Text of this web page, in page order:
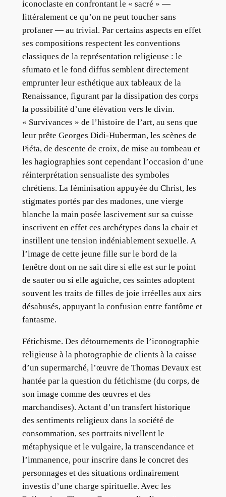
iconoclaste en confrontant le « sacré » —
littéralement ce qu’on ne peut toucher sans
profaner — au trivial. Par certains aspects en effet
ses compositions respectent les conventions
classiques de la représentation religieuse : le
sfumato et le fond diffus semblent directement
emprunter leur esthétique aux tableaux de la
Renaissance, figurant par la dissipation des corps
la possibilité d’une élévation vers le divin.
« Survivances » de l’histoire de l’art, au sens que
leur prête Georges Didi-Huberman, les scènes de
Piéta, de descente de croix, de mise au tombeau et
les hagiographies sont cependant l’occasion d’une
réinterprétation sensualiste des symboles
chrétiens. La féminisation appuyée du Christ, les
stigmates portés par des madones, une vierge
blanche la main posée lascivement sur sa cuisse
inscrivent en effet ces archétypes dans la chair et
instillent une tension indéniablement sexuelle. A
l’image de cette jeune fille sur le bord de la
fenêtre dont on ne sait dire si elle est sur le point
de sauter ou si elle aguiche, ces saintes adoptent
souvent les traits de filles de joie irréelles aux airs
désabusés, appuyant la confusion entre fantôme et
fantasme.
Fétichisme. Des détournements de l’iconographie
religieuse à la photographie de clients à la caisse
d’un supermarché, l’œuvre de Thomas Devaux est
hantée par la question du fétichisme (du corps, de
son image comme des œuvres et des
marchandises). Actant d’un transfert historique
des sentiments religieux dans la société de
consommation, ses portraits nivellent le
métaphysique et le vulgaire, la transcendance et
l’immanence, pour inscrire dans le concret des
personnages et des situations ordinairement
investis d’une charge spirituelle. Avec les